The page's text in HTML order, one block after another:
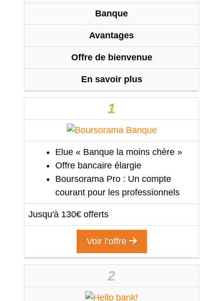
Banque
Avantages
Offre de bienvenue
En savoir plus
1
Elue « Banque la moins chère »
Offre bancaire élargie
Boursorama Pro : Un compte
courant pour les professionnels
Jusqu'à 130€ offerts
Voir l’offre
2